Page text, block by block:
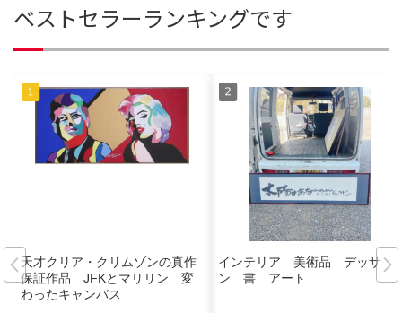
ベストセラーランキングです
天才クリア・クリムゾンの真作
保証作品 JFKとマリリン 変
わったキャンバス
インテリア 美術品 デッサ
ン 書 アート